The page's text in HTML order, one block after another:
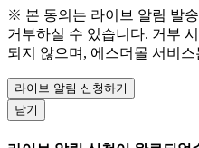
※ 본 동의는 라이브 알림 발
거부하실 수 있습니다. 거부
되지 않으며, 에스더몰 서비
라이브 알림 신청하기
닫기